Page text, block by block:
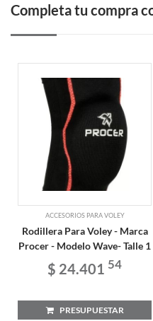
Completa tu compra
ACCESORIOS PARA VOLEY
Rodillera Para Voley - Marca
Procer - Modelo Wave- Talle 1
$ 24.401 54
PRESUPUESTAR